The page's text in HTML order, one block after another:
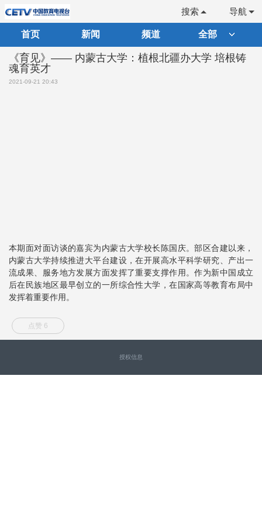
导航
搜索
首页 新闻 频道 全部
《育见》—— 内蒙古大学：植根北疆办大学 培根铸
魂育英才
2021-09-21 20:43
本期面对面访谈的嘉宾为内蒙古大学校长陈国庆。部区合建以来，
内蒙古大学持续推进大平台建设，在开展高水平科学研究、产出一
流成果、服务地方发展方面发挥了重要支撑作用。作为新中国成立
后在民族地区最早创立的一所综合性大学，在国家高等教育布局中
发挥着重要作用。
点赞 6
授权信息